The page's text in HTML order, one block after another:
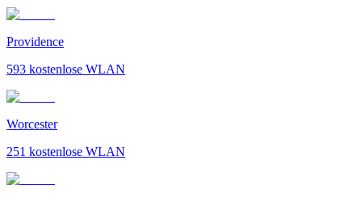
Providence
593 kostenlose WLAN
Worcester
251 kostenlose WLAN